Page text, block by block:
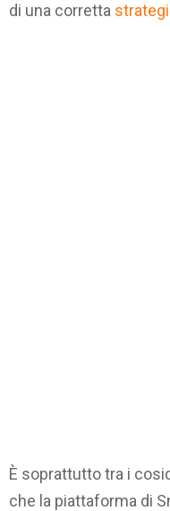
di una corretta
È soprattutto tra i
che la piattaforma di